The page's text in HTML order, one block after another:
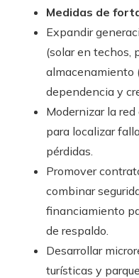
Medidas de
Expandir
(solar en techos,
almacenamiento
dependencia y
Modernizar la
para localizar
pérdidas.
Promover
combinar
financiamiento
de respaldo.
Desarrollar
turísticas y